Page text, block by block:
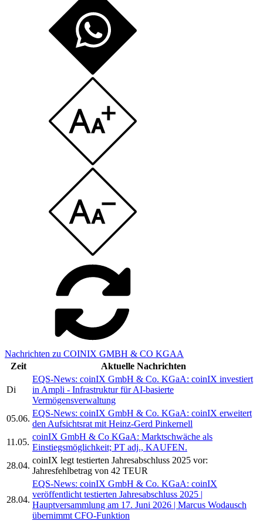
Nachrichten zu COINIX GMBH & CO KGAA
Zeit
Aktuelle Nachrichten
Di
EQS-News: coinIX GmbH & Co. KGaA: coinIX investiert
in Ampli - Infrastruktur für AI-basierte
Vermögensverwaltung
05.06.
EQS-News: coinIX GmbH & Co. KGaA: coinIX erweitert
den Aufsichtsrat mit Heinz-Gerd Pinkernell
11.05.
coinIX GmbH & Co KGaA: Marktschwäche als
Einstiegsmöglichkeit; PT adj., KAUFEN.
28.04.
coinIX legt testierten Jahresabschluss 2025 vor:
Jahresfehlbetrag von 42 TEUR
28.04.
EQS-News: coinIX GmbH & Co. KGaA: coinIX
veröffentlicht testierten Jahresabschluss 2025 |
Hauptversammlung am 17. Juni 2026 | Marcus Wodausch
übernimmt CFO-Funktion